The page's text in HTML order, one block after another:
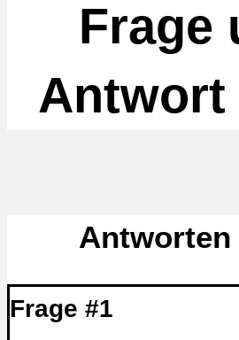
Frage
Antwort
Antworten
Frage #1